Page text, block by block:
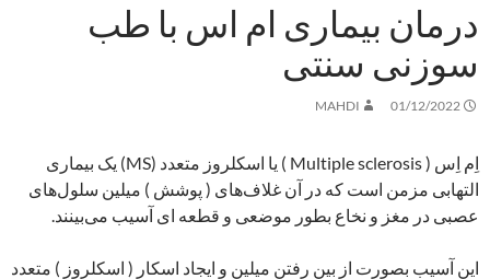
درمان بیماری ام اس با طب
سوزنی سنتی
01/12/2022
MAHDI
اِم ‌اِس ( Multiple sclerosis ) یا اسکلروز متعدد (MS) یک بیماری
التهابی مزمن است که در آن غلاف‌های ( پوشش ) میلین سلول‌های
عصبی در مغز و نخاع بطور موضعی و قطعه ای آسیب می‌بینند.
این آسیب بصورت از بین رفتن میلین و ایجاد اسکار ( اسکلروز ) متعدد